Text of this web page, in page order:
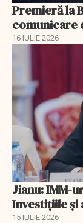
Premieră la
comunicare
16 IULIE 2026
Jianu: IMM-
Investițiile și
15 IULIE 2026